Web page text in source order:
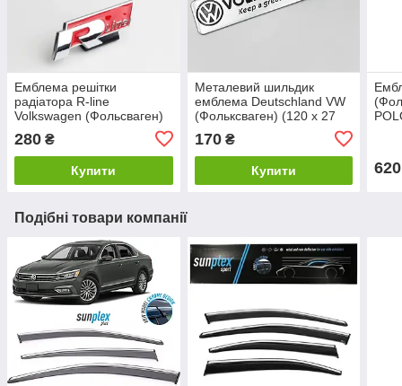
Емблема решітки
радіатора R-line
Volkswagen (Фольсваген)
280 ₴
Купити
Металевий шильдик
емблема Deutschland VW
(Фольксваген) (120 x 27
170₴
Купити 620
Подібні товари компанії